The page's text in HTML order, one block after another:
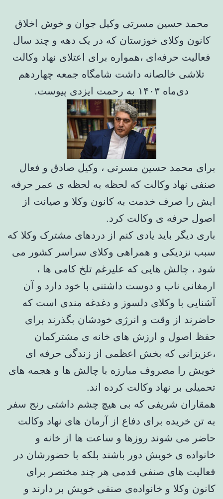
محمد حسین مسرتی وکیل جوان و خوش اخلاق
کانون وکلای خوزستان که در یک دهه و چند سال
فعالیت حرفه‌ای ،همواره برای اعتلای نهاد وکالت
تلاشی خالصانه داشت شامگاه جمعه چهاردهم
دی‌ماه ۱۴۰۳ به رحمت ایزدی پیوست.
برای محمد حسین مسرتی ، وکیل صادق و فعال
صنفی نهاد وکالت که لحظه به لحظه ی عمر حرفه
ایش را صرف خدمت به کانون وکلا و صیانت از
اصول حرفه ی وکالت کرد.
باری دیگر باید یادی کنم از دردهای مشترک وکلا که
سبب نزدیکی و همراهی وکلای سراسر کشور می
شود ، چالش هایی که علیرغم تلخ کامی ها ،
ارمغانی ناب و دوست داشتنی با خود دارد و آن
آشنایی با وکلای دلسوز و دغدغه مندی است که
حاضرند از وقت و انرژی خودشان بگذرند برای
حفظ اصول و ارزش های خانه ی مشترکمان
،عزیزانی که بخش اعظمی از زندگی حرفه ای
خویش را مصروف مبارزه با چالش ها و هجمه های
تحمیلی بر نهاد وکالت کرده اند.
همقاران شریفی که بی هیچ چشم داشتی رنج سفر
به تن خریده برای دفاع از آرمان های نهاد وکالت
حاضر می شوند روزها و ساعت ها از خانه و
خانواده ی خویش دور باشند بلکه با حضورشان در
فعالیت های صنفی قدمی هر چند مختصر برای
کانون وکلا و خانواده‌ی صنفی خویش بر دارند و